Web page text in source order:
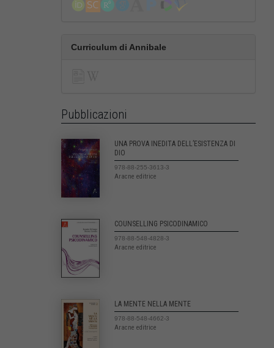
Curriculum di Annibale
Pubblicazioni
UNA PROVA INEDITA DELL’ESISTENZA DI
DIO
978-88-255-3613-3
Aracne editrice
COUNSELLING PSICODINAMICO
978-88-548-4828-3
Aracne editrice
LA MENTE NELLA MENTE
978-88-548-4662-3
Aracne editrice